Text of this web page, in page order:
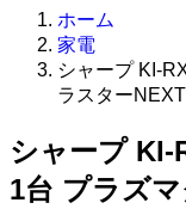
ホーム
家電
シャープ KI-
ラスター
シャープ KI-
1台 プラズ